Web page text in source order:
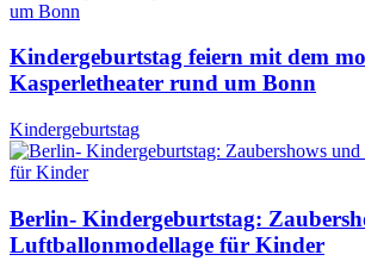
Kindergeburtstag feiern mit dem
Kasperletheater rund um Bonn
Kindergeburtstag
Berlin- Kindergeburtstag:
Luftballonmodellage für Kinder